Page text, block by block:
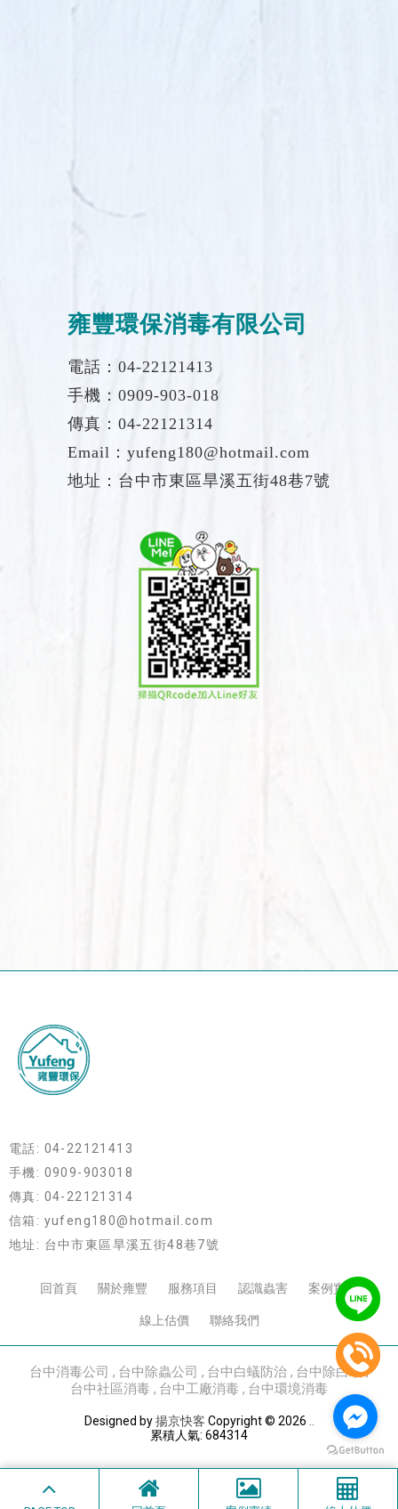
雍豐環保消毒有限公司
電話：04-22121413
手機：0909-903-018
傳真：04-22121314
Email：yufeng180@hotmail.com
地址：台中市東區旱溪五街48巷7號
電話: 04-22121413
手機: 0909-903018
傳真: 04-22121314
信箱: yufeng180@hotmail.com
地址: 台中市東區旱溪五街48巷7號
回首頁 關於雍豐 服務項目 認識蟲害 案例實績
線上估價 聯絡我們
台中消毒公司 台中除蟲公司 台中白蟻防治
台中除白蟻
台中社區消毒
台中工廠消毒 台中環境消毒
Designed by揚京快客 Copyright © 2026 ..
累積人氣: 684314